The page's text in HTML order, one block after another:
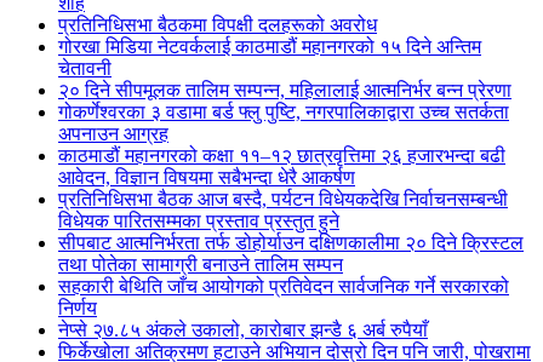
प्रतिनिधिसभा बैठकमा विपक्षी दलहरूको अवरोध
गोरखा मिडिया नेटवर्कलाई काठमाडौं महानगरको १५ दिने अन्तिम
चेतावनी
२० दिने सीपमूलक तालिम सम्पन्न, महिलालाई आत्मनिर्भर बन्न प्रेरणा
गोकर्णेश्वरका ३ वडामा बर्ड फ्लु पुष्टि, नगरपालिकाद्वारा उच्च सतर्कता
अपनाउन आग्रह
काठमाडौं महानगरको कक्षा ११–१२ छात्रवृत्तिमा २६ हजारभन्दा बढी
आवेदन, विज्ञान विषयमा सबैभन्दा धेरै आकर्षण
प्रतिनिधिसभा बैठक आज बस्दै, पर्यटन विधेयकदेखि निर्वाचनसम्बन्धी
विधेयक पारितसम्मका प्रस्ताव प्रस्तुत हुने
सीपबाट आत्मनिर्भरता तर्फ डोहोर्याउन दक्षिणकालीमा २० दिने क्रिस्टल
तथा पोतेका सामाग्री बनाउने तालिम सम्पन
सहकारी बेथिति जाँच आयोगको प्रतिवेदन सार्वजनिक गर्ने सरकारको
निर्णय
नेप्से २७.८५ अंकले उकालो, कारोबार झन्डै ६ अर्ब रुपैयाँ
फिर्केखोला अतिक्रमण हटाउने अभियान दोस्रो दिन पनि जारी, पोखरामा